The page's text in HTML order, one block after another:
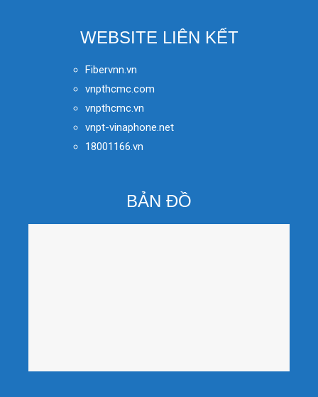
WEBSITE LIÊN KẾT
Fibervnn.vn
vnpthcmc.com
vnpthcmc.vn
vnpt-vinaphone.net
18001166.vn
BẢN ĐỒ